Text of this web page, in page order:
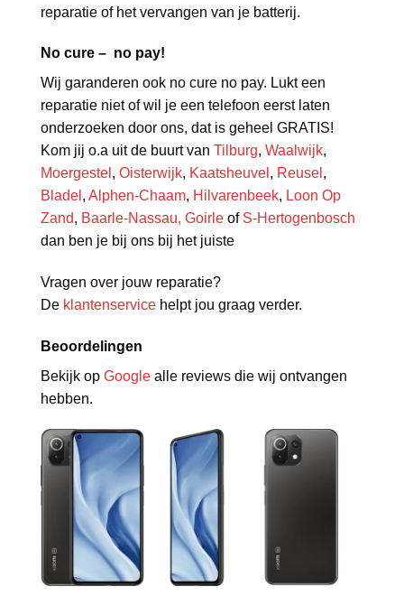
reparatie of het vervangen van je batterij.
No cure – no pay!
Wij garanderen ook no cure no pay. Lukt een
reparatie niet of wil je een telefoon eerst laten
onderzoeken door ons, dat is geheel GRATIS!
Kom jij o.a uit de buurt van Tilburg, Waalwijk,
Moergestel , Oisterwijk, Kaatsheuvel , Reusel ,
Bladel , Alphen-Chaam, Hilvarenbeek, Loon Op
Zand, Baarle-Nassau, Goirle of S-Hertogenbosch
dan ben je bij ons bij het juiste
Vragen over jouw reparatie?
De klantenservice helpt jou graag verder.
Beoordelingen
Bekijk op Google alle reviews die wij ontvangen
hebben.